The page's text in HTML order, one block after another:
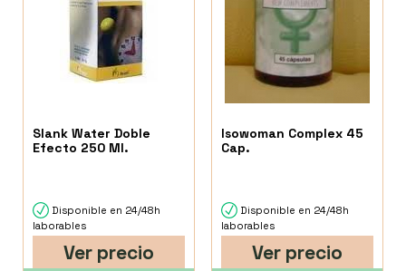
Slank Water Doble
Efecto 250 Ml.
Disponible en 24/48h
laborables
Ver precio
Isowoman Complex 45
Cap.
Disponible en 24/48h
laborables
Ver precio